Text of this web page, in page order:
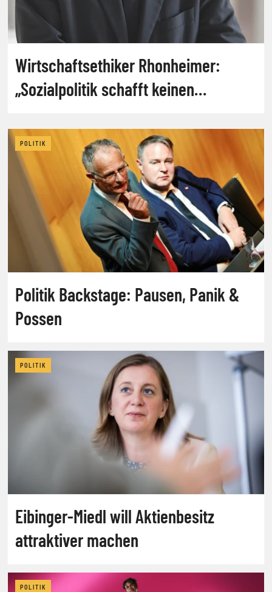
Wirtschaftsethiker Rhonheimer:
„Sozialpolitik schafft keinen
POLITIK
Politik Backstage: Pausen, Panik &
Possen
POLITIK
Eibinger-Miedl will Aktienbesitz
attraktiver machen
POLITIK